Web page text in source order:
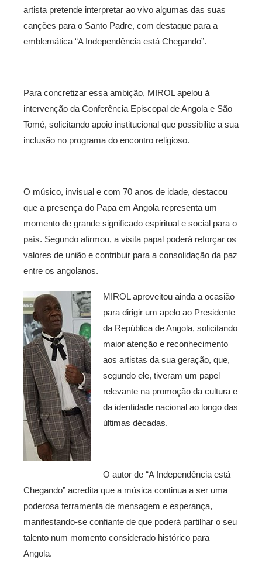
artista pretende interpretar ao vivo algumas das suas
canções para o Santo Padre, com destaque para a
emblemática “A Independência está Chegando”.
Para concretizar essa ambição, MIROL apelou à
intervenção da Conferência Episcopal de Angola e São
Tomé, solicitando apoio institucional que possibilite a sua
inclusão no programa do encontro religioso.
O músico, invisual e com 70 anos de idade, destacou
que a presença do Papa em Angola representa um
momento de grande significado espiritual e social para o
país. Segundo afirmou, a visita papal poderá reforçar os
valores de união e contribuir para a consolidação da paz
entre os angolanos.
MIROL aproveitou ainda a ocasião
para dirigir um apelo ao Presidente
da República de Angola, solicitando
maior atenção e reconhecimento
aos artistas da sua geração, que,
segundo ele, tiveram um papel
relevante na promoção da cultura e
da identidade nacional ao longo das
últimas décadas.
O autor de “A Independência está
Chegando” acredita que a música continua a ser uma
poderosa ferramenta de mensagem e esperança,
manifestando-se confiante de que poderá partilhar o seu
talento num momento considerado histórico para
Angola.